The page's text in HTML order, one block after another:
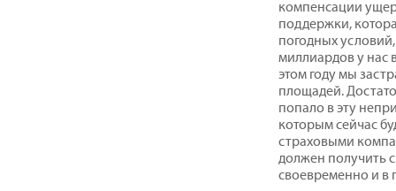
компенсации
поддержки,
погодных
миллиардов у нас
этом году мы
площадей.
попало в эту
которым сейчас
страховыми
должен получить
своевременно и в